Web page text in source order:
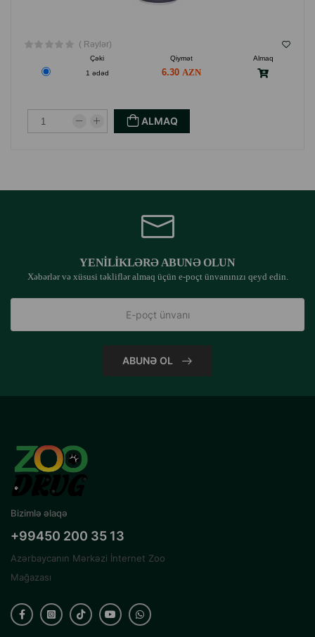
( Rəylər)
Çəki Qiymət
Almaq
1 ədəd
6.30
ALMAQ
YENILIKLƏRƏ ABUNƏ OLUN
Xəbərlər və xüsusi təkliflər almaq üçün e-poçt ünvanınızı qeyd edin.
ABUNƏ OL
Bizimlə əlaqə
+99450 200 35 13
Azərbaycanın Mərkəzi İnternet Zoo
Mağazası